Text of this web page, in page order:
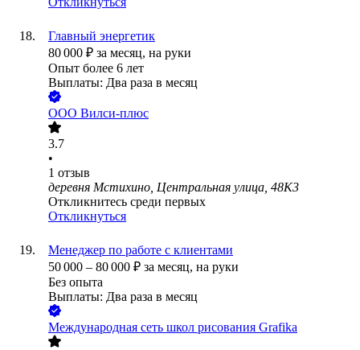
Главный энергетик
80 000 ₽ за месяц, на руки
Опыт более 6 лет
Выплаты: Два раза в месяц
ООО Вилси-плюс
3.7
•
1 отзыв
деревня Мстихино, Центральная улица, 48К3
Откликнитесь среди первых
Откликнуться
Менеджер по работе с клиентами
50 000 – 80 000 ₽ за месяц, на руки
Без опыта
Выплаты: Два раза в месяц
Международная сеть школ рисования Grafika